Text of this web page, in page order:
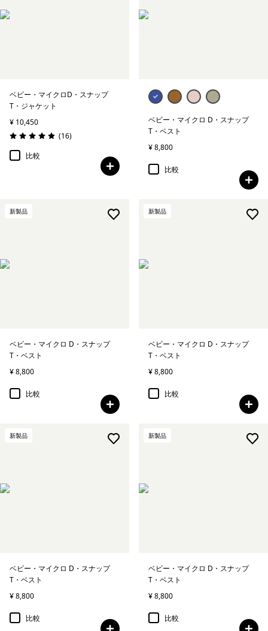
ベビー・マイクロD・スナップ
T・ジャケット
¥ 10,450
評価: 4.9 / 5
(16レビュー
)
比較
ベビー・マイクロ D・スナップ
T・ベスト
¥ 8,800
比較
新製品
ベビー・マイクロ D・スナップ
T・ベスト
¥ 8,800
比較
新製品
ベビー・マイクロ D・スナップ
T・ベスト
¥ 8,800
比較
新製品
ベビー・マイクロ D・スナップ
T・ベスト
¥ 8,800
比較
新製品
ベビー・マイクロ D・スナップ
T・ベスト
¥ 8,800
比較